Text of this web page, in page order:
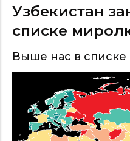
Узбекистан
списке
Выше нас в списке